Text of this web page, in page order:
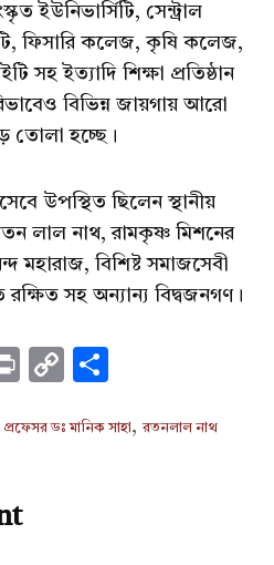
ইউনিভার্সিটি, সেন্ট্রাল
ফিসারি কলেজ, কৃষি কলেজ,
সহ ইত্যাদি শিক্ষা প্রতিষ্ঠান
বিভিন্ন জায়গায় আরো
তোলা হচ্ছে।
উপস্থিত ছিলেন স্থানীয়
লাল নাথ, রামকৃষ্ণ মিশনের
মহারাজ, বিশিষ্ট সমাজসেবী
সহ অন্যান্য বিদ্বজনগণ।
PrintCopy
প্রফেসর ডঃ মানিক সাহা ,রতনলাল নাথ